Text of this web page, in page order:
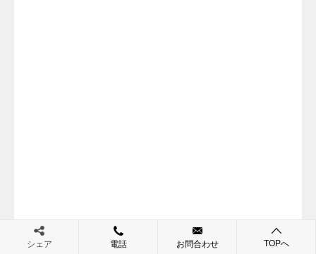
シェア 電話 お問合わせ TOPへ